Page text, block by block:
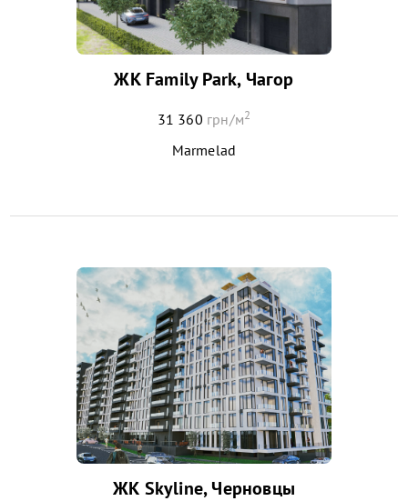
ЖК Family Park, Чагор
31 360 грн/м2
Marmelad
ЖК Skyline, Черновцы